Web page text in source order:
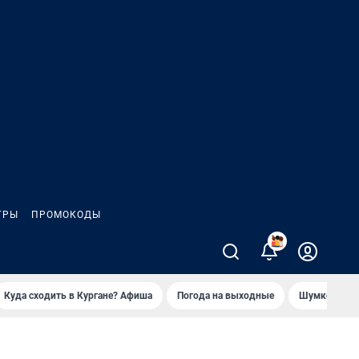
ПРОМОКОДЫ
2
Куда сходить в Кургане? Афиша Погода на выходные Шумков в